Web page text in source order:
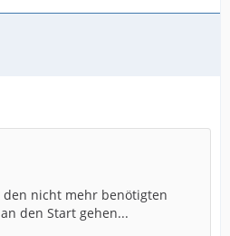
nicht mehr benötigten
den Start gehen...